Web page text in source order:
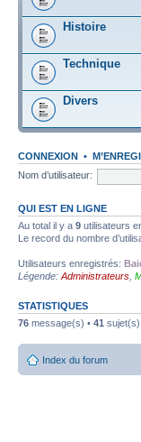
Histoire
Technique
Divers
CONNEXION •
Nom d’utilisateur:
QUI EST EN LIGNE
Au total il y a 9 utilisateurs
Le record du nombre
Utilisateurs enregistrés:
Légende: Administrateurs
STATISTIQUES
76 message(s) • 41 sujet(s)
Index du forum